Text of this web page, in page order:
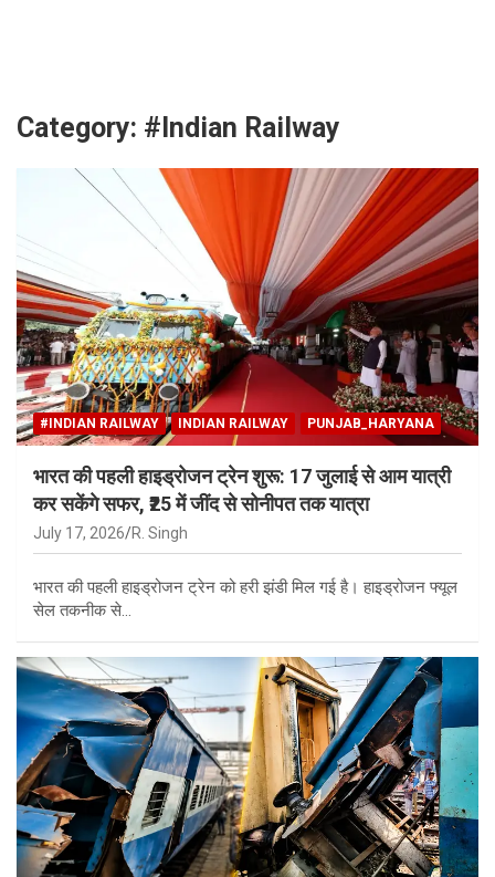
Category: #Indian Railway
#INDIAN RAILWAY INDIAN RAILWAY PUNJAB_HARYANA
भारत की पहली हाइड्रोजन ट्रेन शुरू: 17 जुलाई से आम यात्री
कर सकेंगे सफर, ₹25 में जींद से सोनीपत तक यात्रा
July 17, 2026 R. Singh
भारत की पहली हाइड्रोजन ट्रेन को हरी झंडी मिल गई है। हाइड्रोजन फ्यूल
सेल तकनीक से…